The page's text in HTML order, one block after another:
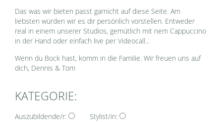
Das was wir bieten passt garnicht auf diese Seite. Am
liebsten würden wir es dir persönlich vorstellen. Entweder
real in einem unserer Studios, gemütlich mit nem Cappuccino
in der Hand oder einfach live per Videocall...
Wenn du Bock hast, komm in die Familie. Wir freuen uns auf
dich, Dennis & Tom
KATEGORIE:
Auszubildende/r: Stylist/in: